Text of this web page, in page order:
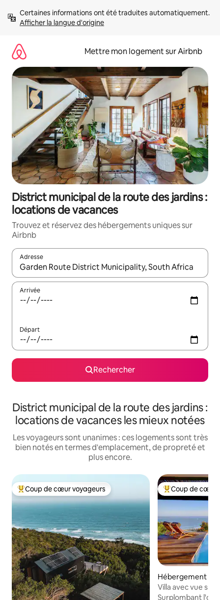
directement
Afficher la langue d'origine
Mettre mon logement sur Airbnb
District municipal de la route des jardins :
locations de vacances
Trouvez et réservez des hébergements uniques sur
Airbnb
Adresse
Lorsque les résultats s'affichent, utilisez les flèches vers le
Arrivée
Départ
Rechercher
District municipal de la route des jardins :
locations de vacances les mieux notées
Les voyageurs sont unanimes : ces logements sont très
bien notés en termes d'emplacement, de propreté et
plus encore.
Coups de cœur voyageurs les plus appréciés
Coup de cœur voyageurs Coups de cœur
Coup de cœur
Hébergement
Villa avec vue sur
de sport et
Surplombant